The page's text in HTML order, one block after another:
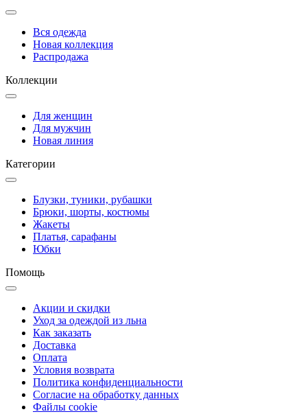
Вся одежда
Новая коллекция
Распродажа
Коллекции
Для женщин
Для мужчин
Новая линия
Категории
Блузки, туники, рубашки
Брюки, шорты, костюмы
Жакеты
Платья, сарафаны
Юбки
Помощь
Акции и скидки
Уход за одеждой из льна
Как заказать
Доставка
Оплата
Условия возврата
Политика конфиденциальности
Согласие на обработку данных
Файлы cookie